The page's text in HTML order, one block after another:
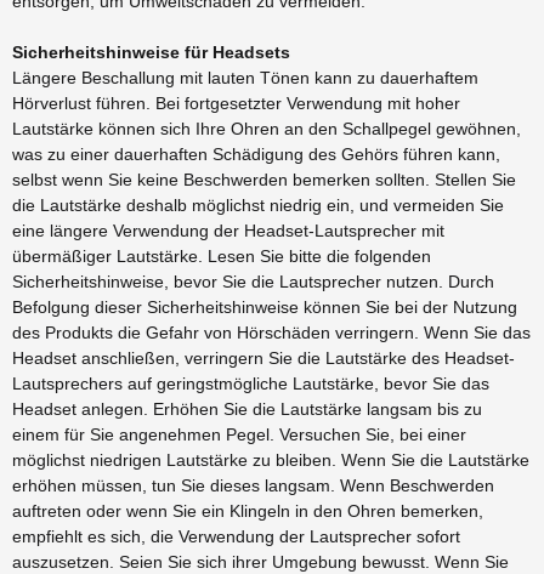
Sicherheitshinweise für Headsets
Längere Beschallung mit lauten Tönen kann zu dauerhaftem
Hörverlust führen. Bei fortgesetzter Verwendung mit hoher
Lautstärke können sich Ihre Ohren an den Schallpegel gewöhnen,
was zu einer dauerhaften Schädigung des Gehörs führen kann,
selbst wenn Sie keine Beschwerden bemerken sollten. Stellen Sie
die Lautstärke deshalb möglichst niedrig ein, und vermeiden Sie
eine längere Verwendung der Headset-Lautsprecher mit
übermäßiger Lautstärke. Lesen Sie bitte die folgenden
Sicherheitshinweise, bevor Sie die Lautsprecher nutzen. Durch
Befolgung dieser Sicherheitshinweise können Sie bei der Nutzung
des Produkts die Gefahr von Hörschäden verringern. Wenn Sie das
Headset anschließen, verringern Sie die Lautstärke des Headset-
Lautsprechers auf geringstmögliche Lautstärke, bevor Sie das
Headset anlegen. Erhöhen Sie die Lautstärke langsam bis zu
einem für Sie angenehmen Pegel. Versuchen Sie, bei einer
möglichst niedrigen Lautstärke zu bleiben. Wenn Sie die Lautstärke
erhöhen müssen, tun Sie dieses langsam. Wenn Beschwerden
auftreten oder wenn Sie ein Klingeln in den Ohren bemerken,
empfiehlt es sich, die Verwendung der Lautsprecher sofort
auszusetzen. Seien Sie sich ihrer Umgebung bewusst. Wenn Sie